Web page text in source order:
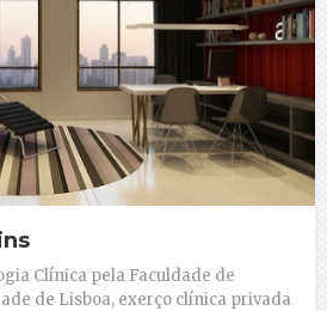
Clínica pela Faculdade de
de Lisboa, exerço clínica privada